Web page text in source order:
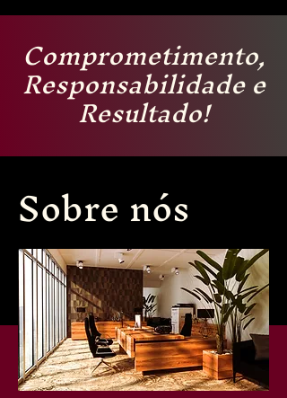
Comprometimento,
Responsabilidade e
Resultado!
Sobre nós